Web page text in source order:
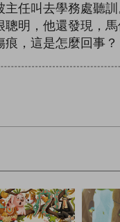
主任叫去學務處聽
聰明，他還發現，
，這是怎麼回事？